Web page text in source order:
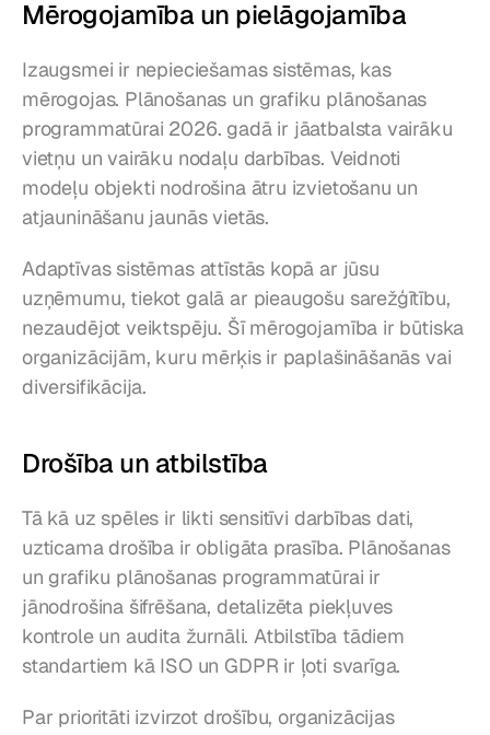
Mērogojamība un pielāgojamība
Izaugsmei ir nepieciešamas sistēmas, kas
mērogojas. Plānošanas un grafiku plānošanas
programmatūrai 2026. gadā ir jāatbalsta vairāku
vietņu un vairāku nodaļu darbības. Veidnoti
modeļu objekti nodrošina ātru izvietošanu un
atjaunināšanu jaunās vietās.
Adaptīvas sistēmas attīstās kopā ar jūsu
uzņēmumu, tiekot galā ar pieaugošu sarežģītību,
nezaudējot veiktspēju. Šī mērogojamība ir būtiska
organizācijām, kuru mērķis ir paplašināšanās vai
diversifikācija.
Drošība un atbilstība
Tā kā uz spēles ir likti sensitīvi darbības dati,
uzticama drošība ir obligāta prasība. Plānošanas
un grafiku plānošanas programmatūrai ir
jānodrošina šifrēšana, detalizēta piekļuves
kontrole un audita žurnāli. Atbilstība tādiem
standartiem kā ISO un GDPR ir ļoti svarīga.
Par prioritāti izvirzot drošību, organizācijas